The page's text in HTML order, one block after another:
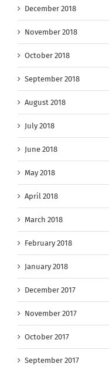
December 2018
November 2018
October 2018
September 2018
August 2018
July 2018
June 2018
May 2018
April 2018
March 2018
February 2018
January 2018
December 2017
November 2017
October 2017
September 2017